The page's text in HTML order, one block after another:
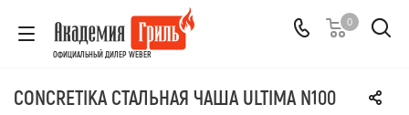
ОФИЦИАЛЬНЫЙ ДИЛЕР WEBER
0
CONCRETIKA СТАЛЬНАЯ ЧАША ULTIMA N100